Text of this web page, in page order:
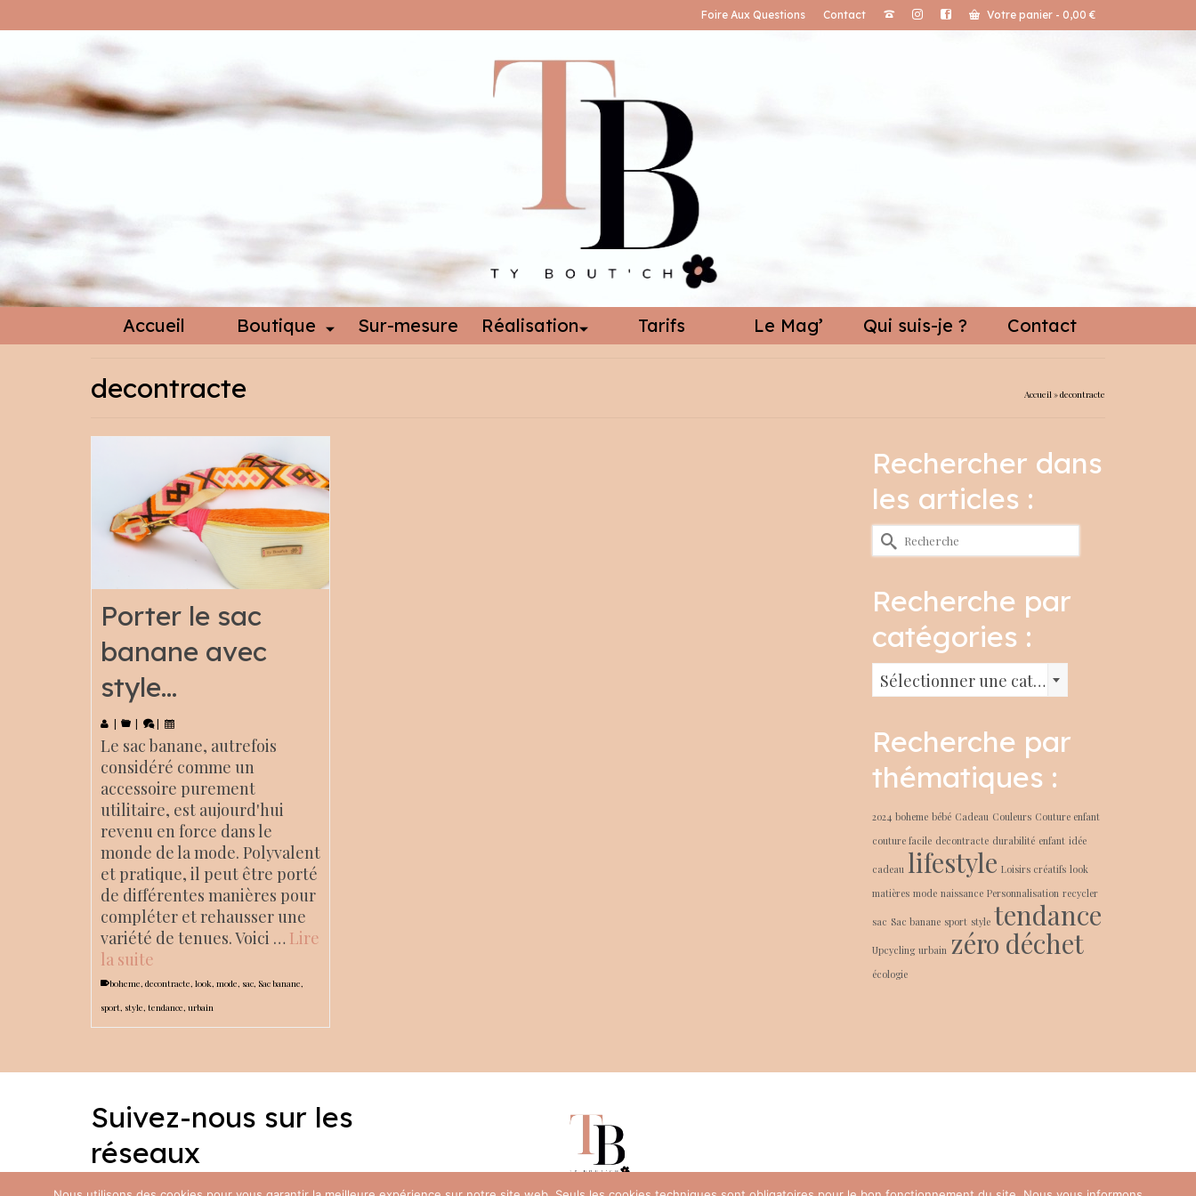
Foire Aux Questions Contact Votre panier - 0,00 €
Accueil Boutique Sur-mesure Réalisation Tarifs Le Mag’ Qui suis-je ? Contact
decontracte Accueil»decontracte
Porter le sac
banane avec
style…
Le sac banane, autrefois
considéré comme un
accessoire purement
utilitaire, est aujourd'hui
revenu en force dans le
monde de la mode. Polyvalent
et pratique, il peut être porté
de différentes manières pour
compléter et rehausser une
variété de tenues. Voici … Lire
la suite
boheme, decontracte, look, mode, sac, Sac banane,
sport, style, tendance, urbain
Rechercher dans
les articles :
Rechercher :
Recherche par
catégories :
Recherche
par
:
Sélectionner une catégorie
Recherche par
thématiques :
2024 boheme bébé Cadeau Couleurs Couture enfant
couture facile decontracte durabilité enfant idée
cadeau lifestyle Loisirs créatifs look
matières mode naissance Personnalisation recycler
sac Sac banane sport style tendance
Upcycling urbain zéro déchet
écologie
Suivez-nous sur les
réseaux
Facebook
Instagram